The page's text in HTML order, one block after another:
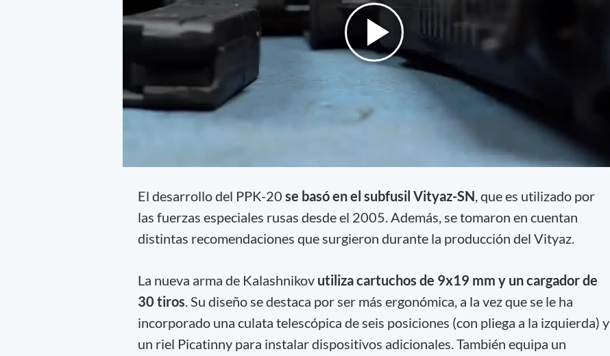
El desarrollo del PPK-20 se basó en el subfusil Vityaz-SN, que es utilizado por
las fuerzas especiales rusas desde el 2005. Además, se tomaron en cuentan
distintas recomendaciones que surgieron durante la producción del Vityaz.
La nueva arma de Kalashnikov utiliza cartuchos de 9x19 mm y un cargador de
30 tiros. Su diseño se destaca por ser más ergonómica, a la vez que se le ha
incorporado una culata telescópica de seis posiciones (con pliega a la izquierda) y
un riel Picatinny para instalar dispositivos adicionales. También equipa un